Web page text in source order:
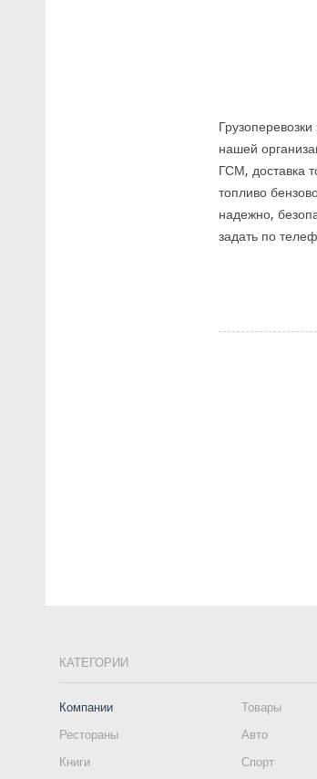
нашей
ГСМ, доставка
топливо
надежно,
задать по
КАТЕГОРИИ
Компании
Товары
Рестораны
Авто
Книги
Спорт